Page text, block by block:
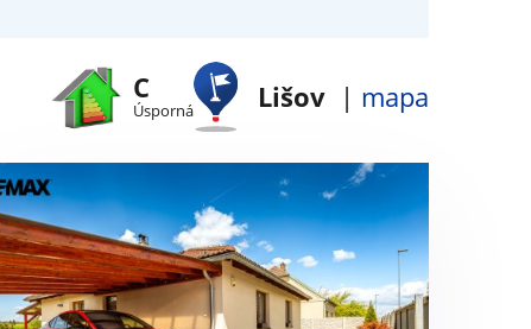
C
Úsporná Lišov | mapa